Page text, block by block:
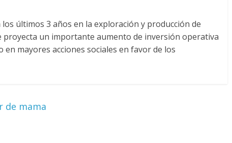
últimos 3 años en la exploración y producción de
un importante aumento de inversión operativa
mayores acciones sociales en favor de los
de mama